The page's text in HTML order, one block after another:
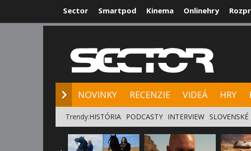
Sector Smartpod Kinema Onlinehry
NOVINKY RECENZIE VIDEÁ HRY
Trendy:HISTÓRIA PODCASTY INTERVIEW SLOVENSKÉ